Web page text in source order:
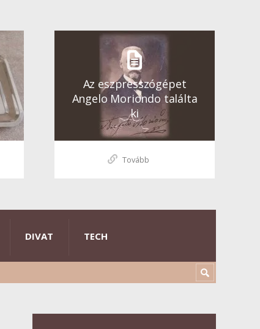
Az eszpresszógépet
Angelo Moriondo találta
ki
Tovább
DIVAT TECH